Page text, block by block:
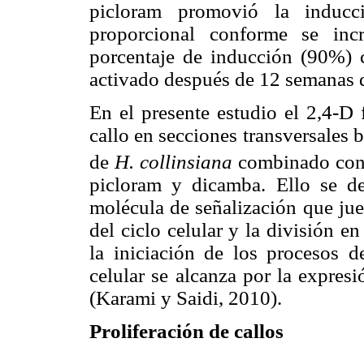
picloram promovió la
proporcional conforme se
porcentaje de inducción
activado después de 12
En el presente estudio el 2,4-
callo en secciones transversales
de H. collinsiana combinado
picloram y dicamba. Ello se
molécula de señalización que
del ciclo celular y la división en
la iniciación de los procesos
celular se alcanza por la
(Karami y Saidi, 2010).
Proliferación de callos